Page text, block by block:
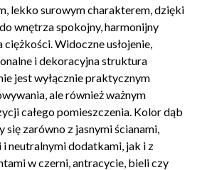
lekko surowym charakterem, dzięki
wnętrza spokojny, harmonijny
Widoczne usłojenie,
i dekoracyjna struktura
jest wyłącznie praktycznym
ale również ważnym
całego pomieszczenia. Kolor dąb
się zarówno z jasnymi ścianami,
neutralnymi dodatkami, jak i z
w czerni, antracycie, bieli czy